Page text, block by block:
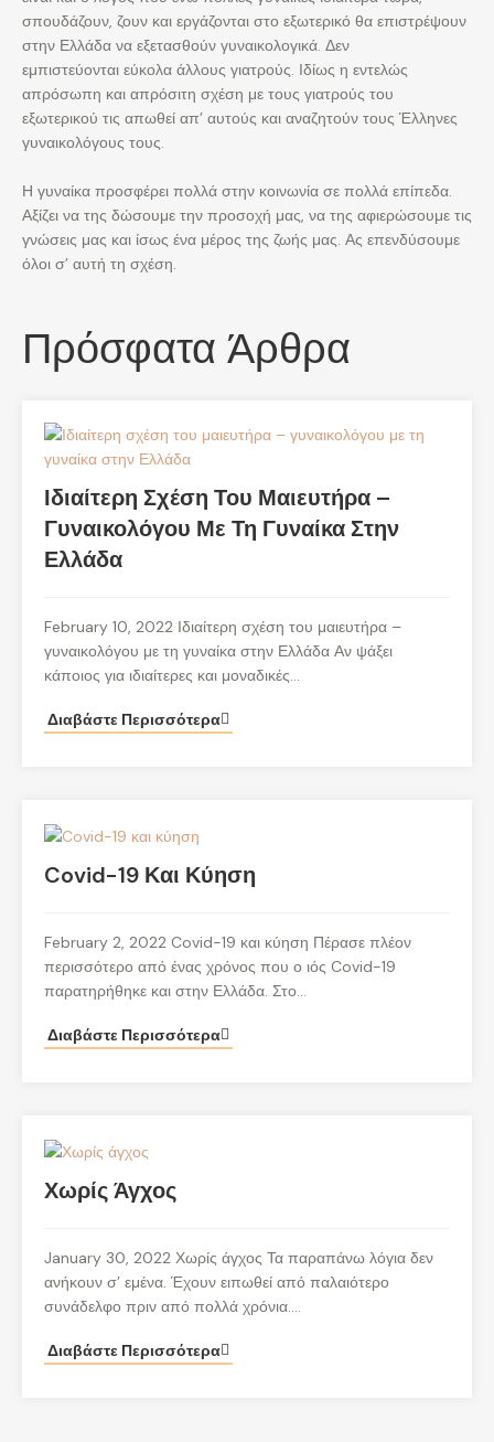
σπουδάζουν, ζουν και εργάζονται στο εξωτερικό θα επιστρέψουν
στην Ελλάδα να εξετασθούν γυναικολογικά. Δεν
εμπιστεύονται εύκολα άλλους γιατρούς. Ιδίως η εντελώς
απρόσωπη και απρόσιτη σχέση με τους γιατρούς του
εξωτερικού τις απωθεί απ’ αυτούς και αναζητούν τους Έλληνες
γυναικολόγους τους.
Η γυναίκα προσφέρει πολλά στην κοινωνία σε πολλά επίπεδα.
Αξίζει να της δώσουμε την προσοχή μας, να της αφιερώσουμε τις
γνώσεις μας και ίσως ένα μέρος της ζωής μας. Ας επενδύσουμε
όλοι σ’ αυτή τη σχέση.
Πρόσφατα Άρθρα
Ιδιαίτερη Σχέση Του Μαιευτήρα –
Γυναικολόγου Με Τη Γυναίκα Στην
Ελλάδα
February 10, 2022 Ιδιαίτερη σχέση του μαιευτήρα –
γυναικολόγου με τη γυναίκα στην Ελλάδα Αν ψάξει
κάποιος για ιδιαίτερες και μοναδικές…
Διαβάστε Περισσότερα
Covid-19 Και Κύηση
February 2, 2022 Covid-19 και κύηση Πέρασε πλέον
περισσότερο από ένας χρόνος που ο ιός Covid-19
παρατηρήθηκε και στην Ελλάδα. Στο…
Διαβάστε Περισσότερα
Χωρίς Άγχος
January 30, 2022 Χωρίς άγχος Τα παραπάνω λόγια δεν
ανήκουν σ’ εμένα. Έχουν ειπωθεί από παλαιότερο
συνάδελφο πριν από πολλά χρόνια.…
Διαβάστε Περισσότερα